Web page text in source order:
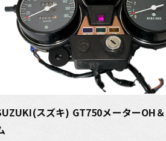
スズキ) GT750メーターOH